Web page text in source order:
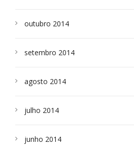
outubro 2014
setembro 2014
agosto 2014
julho 2014
junho 2014